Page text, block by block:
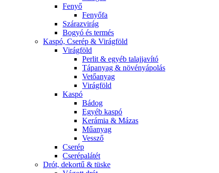
Fenyő
Fenyőfa
Szárazvirág
Bogyó és termés
Kaspó, Cserép & Virágföld
Virágföld
Perlit & egyéb talajjavító
Tápanyag & növényápolás
Vetőanyag
Virágföld
Kaspó
Bádog
Egyéb kaspó
Kerámia & Mázas
Műanyag
Vessző
Cserép
Cserépalátét
Drót, dekortű & tüske